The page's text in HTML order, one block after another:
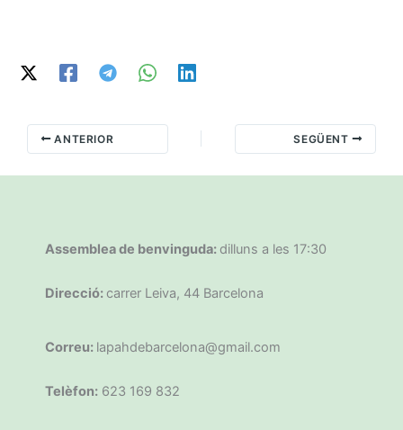
ANTERIOR SEGÜENT
Assemblea de benvinguda: dilluns a les 17:30
Direcció: carrer Leiva, 44 Barcelona
Correu: lapahdebarcelona@gmail.com
Telèfon: 623 169 832